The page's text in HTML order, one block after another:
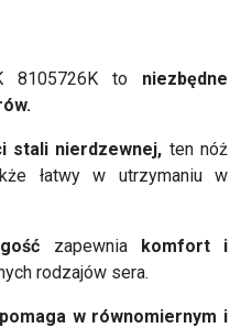
8105726K to niezbędne
stali nierdzewnej, ten nóż
łatwy w utrzymaniu w
zapewnia komfort i
rodzajów sera.
pomaga w równomiernym i